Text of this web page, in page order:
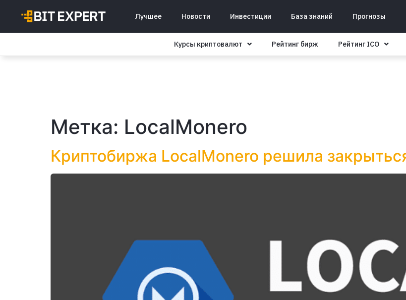
Лучшее Новости Инвестиции База знаний Прогнозы
Курсы криптовалют Рейтинг бирж Рейтинг ICO
Метка: LocalMonero
Криптобиржа LocalMonero решила